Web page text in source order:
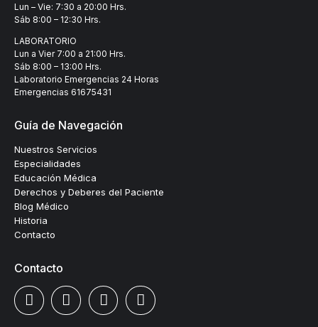
Lun – Vie: 7:30 a 20:00 Hrs.
Sáb 8:00 – 12:30 Hrs.
LABORATORIO
Lun a Vier 7:00 a 21:00 Hrs.
Sáb 8:00 – 13:00 Hrs.
Laboratorio Emergencias 24 Horas
Emergencias 61675431
Guía de Navegación
Nuestros Servicios
Especialidades
Educación Médica
Derechos y Deberes del Paciente
Blog Médico
Historia
Contacto
Contacto